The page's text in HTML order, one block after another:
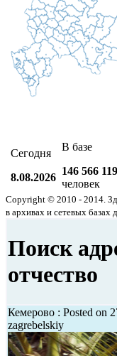
Сегодня
8.08.2026
В базе
146 566 119
человек
Copyright © 2010 - 2014.
в архивах и сетевых
Поиск
отчество
Кемерово : Posted on
zagrebelskiy